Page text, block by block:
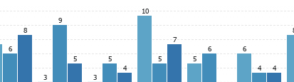
6
8
3
9
5
3
5
4
10
5
7
5
6 6
4 4